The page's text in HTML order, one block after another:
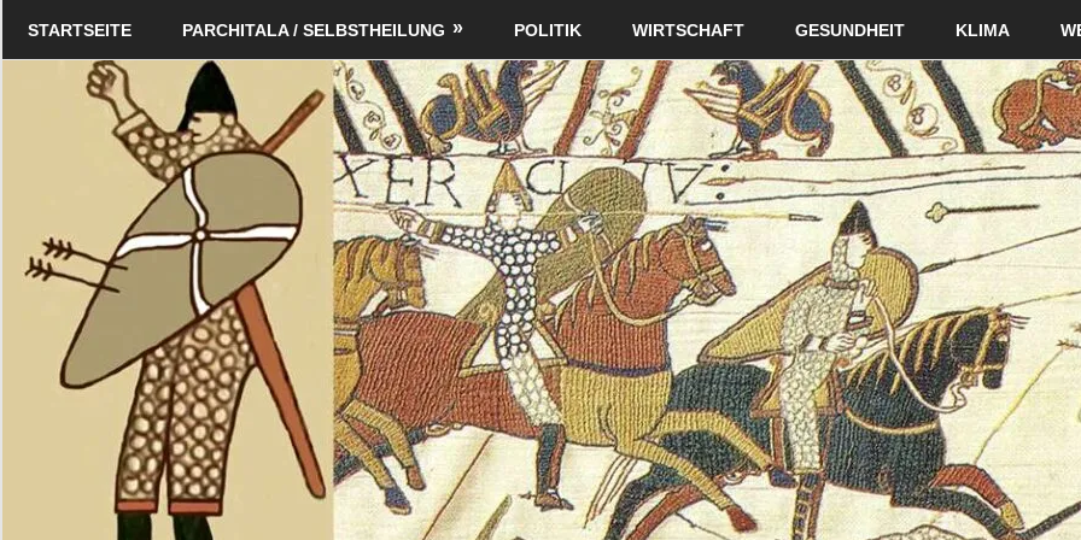
Schildverlag
STARTSEITE PARCHITALA / SELBSTHEILUNG POLITIK WIRTSCHAFT GESUNDHEIT KLIMA